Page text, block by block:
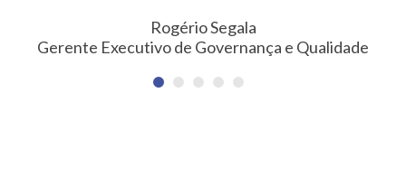
Rogério Segala
Gerente Executivo de Governança e Qualidade